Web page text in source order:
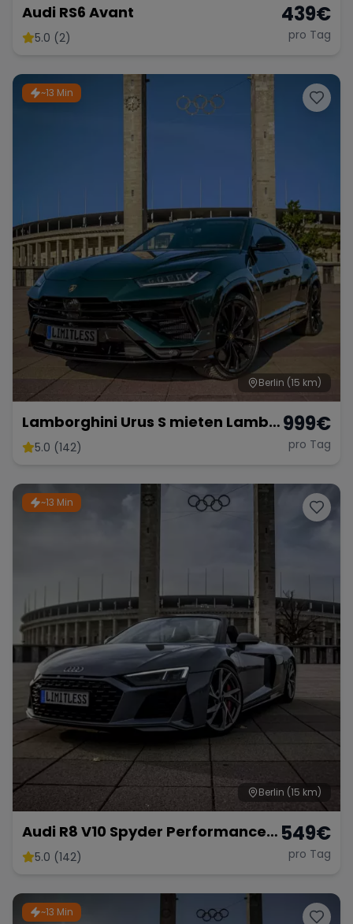
Audi RS6 Avant
5.0 (2)
439€
pro Tag
~13 Min
Berlin (15 km)
Lamborghini Urus S mieten Lambo
SUV Sportwagen Hochzeitsauto
5.0 (142)
999€
pro Tag
~13 Min
Berlin (15 km)
Audi R8 V10 Spyder Performance
2024 mieten Cabrio Roadster
5.0 (142)
549€
pro Tag
~13 Min